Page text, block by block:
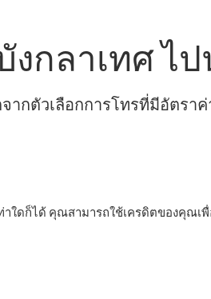
กลาเทศ ไป
กตัวเลือกการโทรที่มีอัตรา
าใดก็ได้ คุณสามารถใช้เครดิตของคุณเ